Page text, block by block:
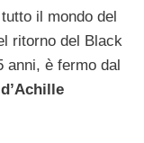
il mondo del
ritorno del Black
anni, è fermo dal